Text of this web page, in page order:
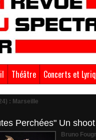
Théâtre Concerts et
: Marseille
Perchées" Un
Bruno